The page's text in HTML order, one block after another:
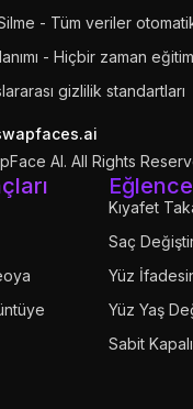
- Tüm veriler
- Hiçbir zaman
gizlilik standartları
AI. All Rights
Kıyafet
Saç
Yüz
Yüz Yaş
Sabit